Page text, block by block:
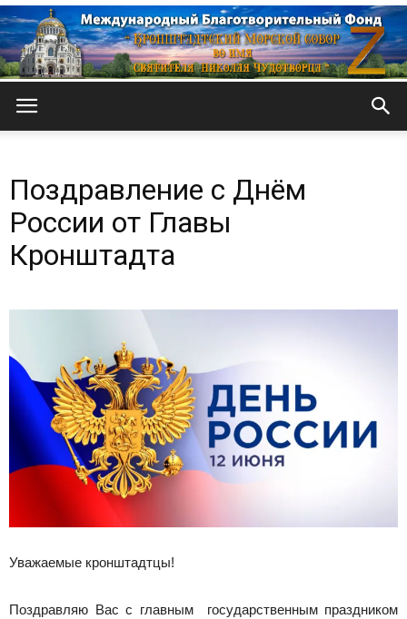
Морской
Поздравление с Днём
России от Главы
Кронштадта
Уважаемые кронштадтцы!
Поздравляю Вас с главным государственным праздником